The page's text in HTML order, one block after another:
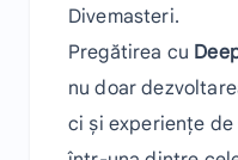
Divemasteri.
Pregătirea cu
nu doar
ci și experiențe